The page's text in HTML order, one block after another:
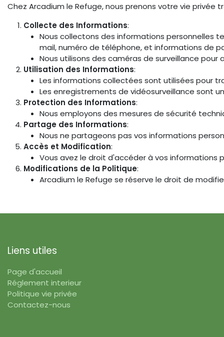
Chez Arcadium le Refuge, nous prenons votre vie
Collecte des Informations:
Nous collectons des informations personnelles
mail, numéro de téléphone, et informations de
Nous utilisons des caméras de surveillance pour
Utilisation des Informations:
Les informations collectées sont utilisées pour
Les enregistrements de vidéosurveillance sont
Protection des Informations:
Nous employons des mesures de sécurité
Partage des Informations:
Nous ne partageons pas vos informations
Accès et Modification:
Vous avez le droit d'accéder à vos
Modifications de la Politique:
Arcadium le Refuge se réserve le droit de
Liens utiles
Page d'accueil
Réglement interieur
Politique vie privée
Contactez-nous